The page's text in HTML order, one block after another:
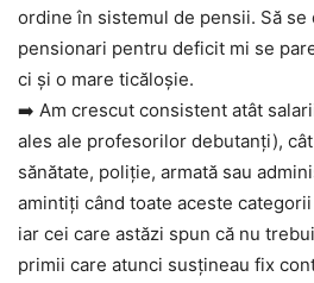
ordine în sistemul de pensii. Să se
pensionari pentru deficit mi se
ci și o mare ticăloșie.
➡️ Am crescut consistent atât
ales ale profesorilor debutanți),
sănătate, poliție, armată sau
amintiți când toate aceste
iar cei care astăzi spun că nu
primii care atunci susțineau fix